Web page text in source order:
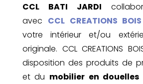
CCL BATI JARDI
avec CCL CREATIONS BOIS
votre intérieur et/ou
originale. CCL CREATIONS
disposition des produits de
et du mobilier en